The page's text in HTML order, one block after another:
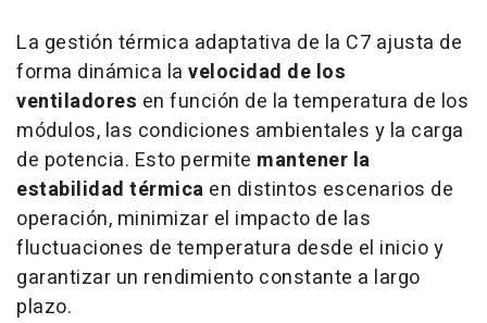
La gestión térmica adaptativa de la C7 ajusta de
forma dinámica la velocidad de los
ventiladores en función de la temperatura de los
módulos, las condiciones ambientales y la carga
de potencia. Esto permite mantener la
estabilidad térmica en distintos escenarios de
operación, minimizar el impacto de las
fluctuaciones de temperatura desde el inicio y
garantizar un rendimiento constante a largo
plazo.